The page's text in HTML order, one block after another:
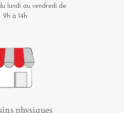
lundi au vendredi de
9h à 14h
physiques